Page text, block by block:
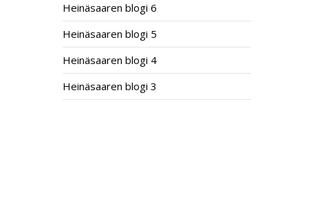
Heinäsaaren blogi 6
Heinäsaaren blogi 5
Heinäsaaren blogi 4
Heinäsaaren blogi 3